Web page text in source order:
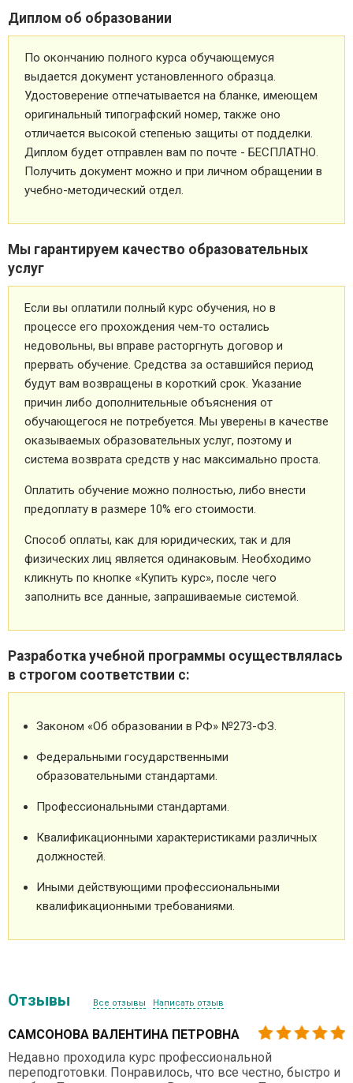
Диплом об образовании
По окончанию полного курса обучающемуся
выдается документ установленного образца.
Удостоверение отпечатывается на бланке, имеющем
оригинальный типографский номер, также оно
отличается высокой степенью защиты от подделки.
Диплом будет отправлен вам по почте - БЕСПЛАТНО.
Получить документ можно и при личном обращении в
учебно-методический отдел.
Мы гарантируем качество образовательных
услуг
Если вы оплатили полный курс обучения, но в
процессе его прохождения чем-то остались
недовольны, вы вправе расторгнуть договор и
прервать обучение. Средства за оставшийся период
будут вам возвращены в короткий срок. Указание
причин либо дополнительные объяснения от
обучающегося не потребуется. Мы уверены в качестве
оказываемых образовательных услуг, поэтому и
система возврата средств у нас максимально проста.
Оплатить обучение можно полностью, либо внести
предоплату в размере 10% его стоимости.
Способ оплаты, как для юридических, так и для
физических лиц является одинаковым. Необходимо
кликнуть по кнопке «Купить курс», после чего
заполнить все данные, запрашиваемые системой.
Разработка учебной программы осуществлялась
в строгом соответствии с:
Законом «Об образовании в РФ» №273-ФЗ.
Федеральными государственными
образовательными стандартами.
Профессиональными стандартами.
Квалификационными характеристиками различных
должностей.
Иными действующими профессиональными
квалификационными требованиями.
Отзывы Все отзывы Написать отзыв
САМСОНОВА ВАЛЕНТИНА ПЕТРОВНА
Недавно проходила курс профессиональной
переподготовки. Понравилось, что все честно, быстро и